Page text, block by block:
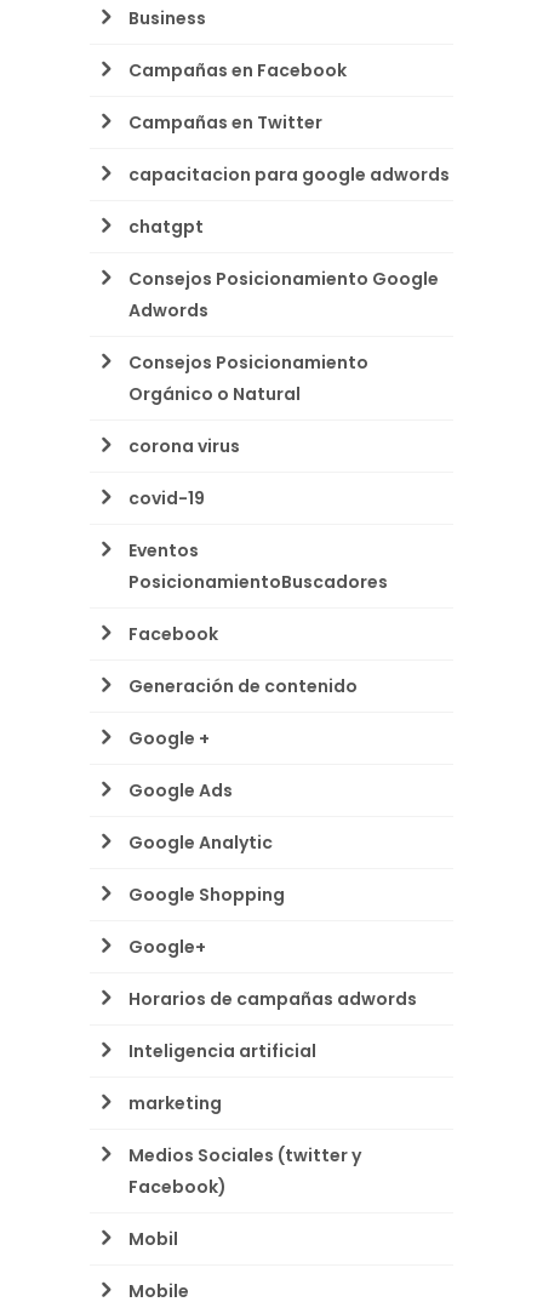
Business
Campañas en Facebook
Campañas en Twitter
capacitacion para google adwords
chatgpt
Consejos Posicionamiento Google
Adwords
Consejos Posicionamiento
Orgánico o Natural
corona virus
covid-19
Eventos
PosicionamientoBuscadores
Facebook
Generación de contenido
Google +
Google Ads
Google Analytic
Google Shopping
Google+
Horarios de campañas adwords
Inteligencia artificial
marketing
Medios Sociales (twitter y
Facebook)
Mobil
Mobile